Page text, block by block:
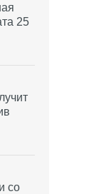
25
со